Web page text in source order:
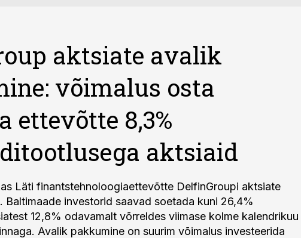
aktsiate avalik
võimalus osta
ettevõtte 8,3%
aktsiaid
Läti finantstehnoloogiaettevõtte DelfinGroupi aktsiate
Baltimaade investorid saavad soetada kuni 26,4%
12,8% odavamalt võrreldes viimase kolme kalendrikuu
Avalik pakkumine on suurim võimalus investeerida